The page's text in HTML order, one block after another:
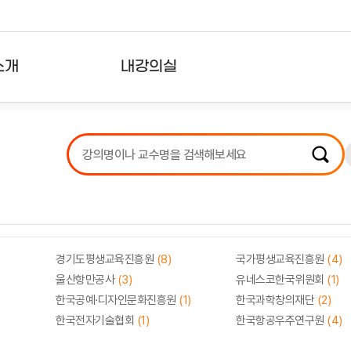
내강의실
강의리스트
수강확인증강의
경기도평생교육진흥원 (8) 국가평생교육진흥원 (4)
울산항만공사 (3) 유네스코한국위원회 (1)
한국공예·디자인문화진흥원 (1) 한국과학창의재단 (2)
한국전자기술협회 (1) 한국항공우주연구원 (4)